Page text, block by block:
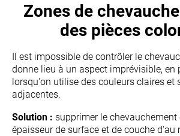
Zones de
des pièces
Il est impossible de contrôler le
donne lieu à un aspect imprévisible, en
lorsqu'on utilise des couleurs claires et
adjacentes.
Solution : supprimer le
épaisseur de surface et de couche d'au